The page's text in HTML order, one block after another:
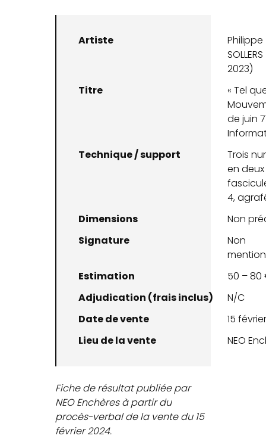
Artiste
Philippe
2023)
Titre
« Tel
de juin
Technique / support
Trois
en deux
4,
Dimensions
Non
Signature
Non
Estimation
50 – 80
Adjudication (frais inclus)
N/C
Date de vente
15
Lieu de la vente
NEO
Fiche de résultat publiée par
NEO Enchères à partir du
procès-verbal de la vente du 15
février 2024.